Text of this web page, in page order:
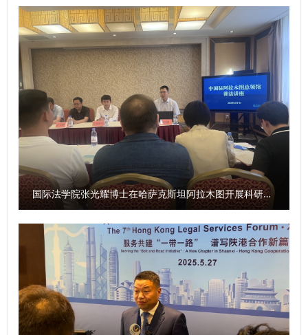
国际法学院张光耀博士在哈萨克斯坦阿拉木图开展科研与社会服务活动